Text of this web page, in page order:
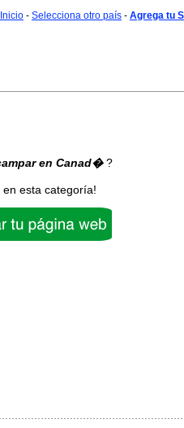
Inicio - Selecciona otro país - Agrega tu
en Canad�?
esta categoría!